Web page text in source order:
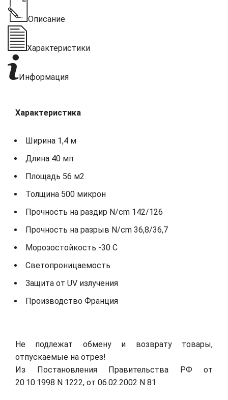
Описание
Характеристики
Информация
Характеристика
Ширина 1,4 м
Длина 40 мп
Площадь 56 м2
Толщина 500 микрон
Прочность на раздир N/cm 142/126
Прочность на разрыв N/cm 36,8/36,7
Морозостойкость -30 С
Светопроницаемость
Защита от UV излучения
Производство Франция
Не подлежат обмену и возврату товары,
отпускаемые на отрез!
Из Постановления Правительства РФ от
20.10.1998 N 1222, от 06.02.2002 N 81